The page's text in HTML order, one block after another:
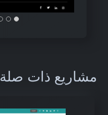
مشاريع ذات صلة